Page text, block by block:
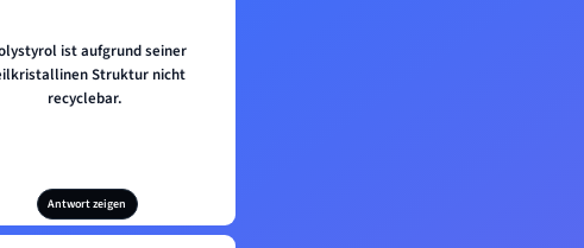
ist aufgrund seiner
Struktur nicht
recyclebar.
Antwort zeigen